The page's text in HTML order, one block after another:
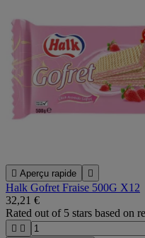
 Aperçu rapide 
Halk Gofret Fraise 500G X12
32,21 €
Rated out of 5 stars based on
 